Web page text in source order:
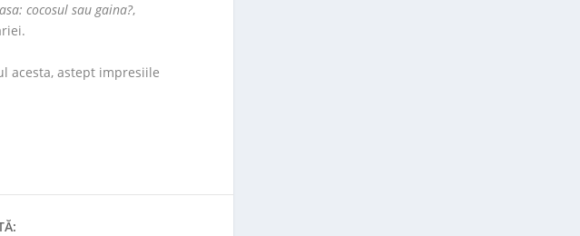
cocosul sau gaina?,
acesta, astept impresiile